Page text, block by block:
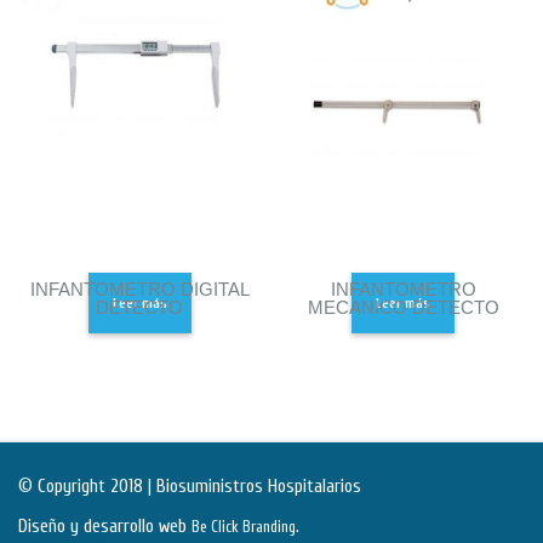
INFANTOMETRO DIGITAL
DETECTO
Leer más
INFANTOMETRO
MECANICO DETECTO
Leer más
© Copyright 2018 | Biosuministros Hospitalarios
Diseño y desarrollo web Be Click Branding.